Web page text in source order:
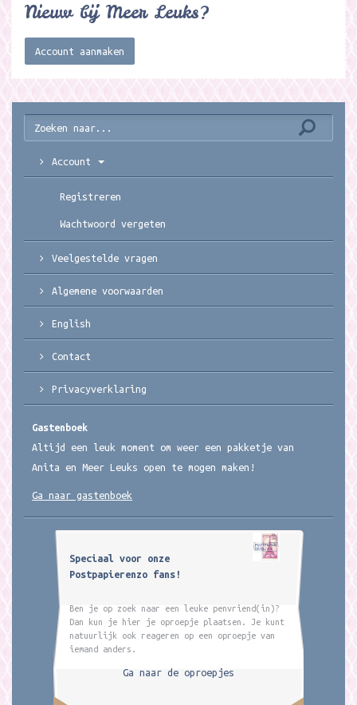
Nieuw bij Meer Leuks?
Account aanmaken
Account
Registreren
Wachtwoord vergeten
Veelgestelde vragen
Algemene voorwaarden
English
Contact
Privacyverklaring
Gastenboek
Altijd een leuk moment om weer een pakketje van
Anita en Meer Leuks open te mogen maken!
Ga naar gastenboek
Speciaal voor onze
Postpapierenzo fans!
Ben je op zoek naar een leuke penvriend(in)?
Dan kun je hier je oproepje plaatsen. Je kunt
natuurlijk ook reageren op een oproepje van
iemand anders.
Ga naar de oproepjes